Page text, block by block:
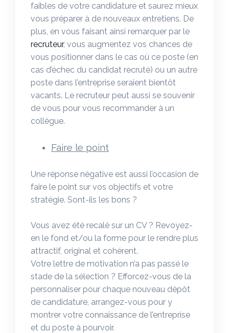
faibles de votre candidature et saurez mieux
vous préparer à de nouveaux entretiens. De
plus, en vous faisant ainsi remarquer par le
recruteur, vous augmentez vos chances de
vous positionner dans le cas où ce poste (en
cas d’échec du candidat recruté) ou un autre
poste dans l’entreprise seraient bientôt
vacants. Le recruteur peut aussi se souvenir
de vous pour vous recommander à un
collègue.
Faire le point
Une réponse négative est aussi l’occasion de
faire le point sur vos objectifs et votre
stratégie. Sont-ils les bons ?
Vous avez été recalé sur un CV ? Revoyez-
en le fond et/ou la forme pour le rendre plus
attractif, original et cohérent.
Votre lettre de motivation n’a pas passé le
stade de la sélection ? Efforcez-vous de la
personnaliser pour chaque nouveau dépôt
de candidature, arrangez-vous pour y
montrer votre connaissance de l’entreprise
et du poste à pourvoir.